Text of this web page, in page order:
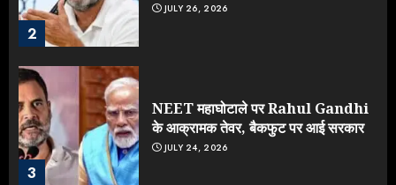
2
JULY 26, 2026
3
NEET महाघोटाले पर Rahul Gandhi
के आक्रामक तेवर, बैकफुट पर आई सरकार
JULY 24, 2026